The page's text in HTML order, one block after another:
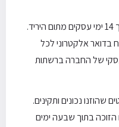
הודעה רשמית לזוכים תימסר בתוך 14 ימי עסקים מתום היריד.
בדואר אלקטרוני לכל
של החברה ברשתות
נכונים ותקינים.
הזוכה בתוך שבעה ימים